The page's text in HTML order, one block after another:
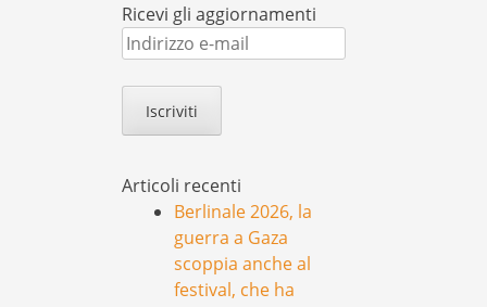
Ricevi gli aggiornamenti
Indirizzo
e-
mail
Articoli recenti
Berlinale 2026, la
guerra a Gaza
scoppia anche al
festival, che ha